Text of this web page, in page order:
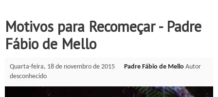
Motivos para Recomeçar - Padre
Fábio de Mello
Quarta-feira, 18 de novembro de 2015 Padre Fábio de Mello Autor
desconhecido